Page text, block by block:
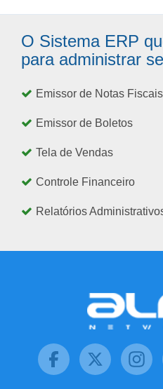
O Sistema ERP
para administrar
Emissor de Notas Fiscais
Emissor de Boletos
Tela de Vendas
Controle Financeiro
Relatórios